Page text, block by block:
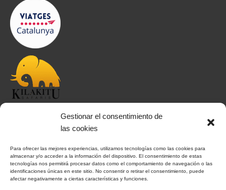
Gestionar el consentimiento de
las cookies
Para ofrecer las mejores experiencias, utilizamos tecnologías como las cookies para
almacenar y/o acceder a la información del dispositivo. El consentimiento de estas
tecnologías nos permitirá procesar datos como el comportamiento de navegación o las
identificaciones únicas en este sitio. No consentir o retirar el consentimiento, puede
afectar negativamente a ciertas características y funciones.
INFORMACIÓN
Aviso Legal
Política de Privacidad
Política de Cookies